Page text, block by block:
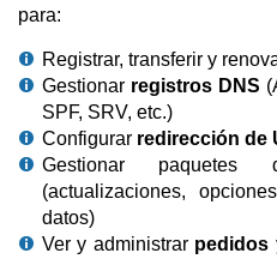
para:
Registrar, transferir y
Gestionar registros DNS
SPF, SRV, etc.)
Configurar redirección de
Gestionar
(actualizaciones,
datos)
Ver y administrar pedidos